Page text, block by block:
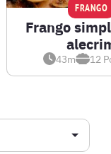
FRANGO
Frango
43m 12